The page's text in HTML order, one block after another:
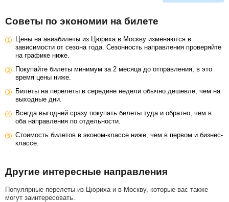
Советы по экономии на билете
Цены на авиабилеты из Цюриха в Москву изменяются в
зависимости от сезона года. Сезонность направления проверяйте
на графике ниже.
Покупайте билеты минимум за 2 месяца до отправления, в это
время цены ниже.
Билеты на перелеты в середине недели обычно дешевле, чем на
выходные дни.
Всегда выгодней сразу покупать билеты туда и обратно, чем в
оба направления по отдельности.
Стоимость билетов в эконом-классе ниже, чем в первом и бизнес-
классе.
Другие интересные направления
Популярные перелеты из Цюриха и в Москву, которые вас также
могут заинтересовать.